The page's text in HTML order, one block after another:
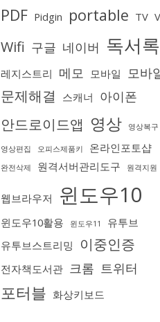
PDF Pidgin portable TV
Wifi 구글 네이버 독서록
레지스트리 메모 모바일 모바
문제해결 스캐너 아이폰
안드로이드앱 영상 영상복구
영상편집 오피스제품키 온라인포토샵
완전삭제 원격서버관리도구 원격지원
웹브라우저 윈도우10
윈도우10활용 윈도우11
유투브
유투브스트리밍
이중인증
전자책도서관 크롬 트위터
포터블 화상키보드